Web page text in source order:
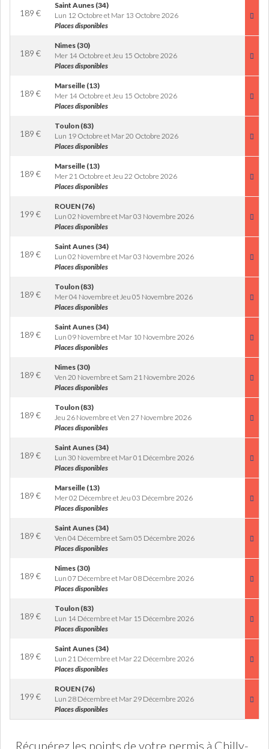
189 €
Saint Aunes (34)
Lun 12 Octobre et Mar 13 Octobre 2026
Places disponibles
189 €
Nimes (30)
Mer 14 Octobre et Jeu 15 Octobre 2026
Places disponibles
189 €
Marseille (13)
Mer 14 Octobre et Jeu 15 Octobre 2026
Places disponibles
189 €
Toulon (83)
Lun 19 Octobre et Mar 20 Octobre 2026
Places disponibles
189 €
Marseille (13)
Mer 21 Octobre et Jeu 22 Octobre 2026
Places disponibles
199 €
ROUEN (76)
Lun 02 Novembre et Mar 03 Novembre 2026
Places disponibles
189 €
Saint Aunes (34)
Lun 02 Novembre et Mar 03 Novembre 2026
Places disponibles
189 €
Toulon (83)
Mer 04 Novembre et Jeu 05 Novembre 2026
Places disponibles
189 €
Saint Aunes (34)
Lun 09 Novembre et Mar 10 Novembre 2026
Places disponibles
189 €
Nimes (30)
Ven 20 Novembre et Sam 21 Novembre 2026
Places disponibles
189 €
Toulon (83)
Jeu 26 Novembre et Ven 27 Novembre 2026
Places disponibles
189 €
Saint Aunes (34)
Lun 30 Novembre et Mar 01 Décembre 2026
Places disponibles
189 €
Marseille (13)
Mer 02 Décembre et Jeu 03 Décembre 2026
Places disponibles
189 €
Saint Aunes (34)
Ven 04 Décembre et Sam 05 Décembre 2026
Places disponibles
189 €
Nimes (30)
Lun 07 Décembre et Mar 08 Décembre 2026
Places disponibles
189 €
Toulon (83)
Lun 14 Décembre et Mar 15 Décembre 2026
Places disponibles
189 €
Saint Aunes (34)
Lun 21 Décembre et Mar 22 Décembre 2026
Places disponibles
199 €
ROUEN (76)
Lun 28 Décembre et Mar 29 Décembre 2026
Places disponibles
Récupérez les points de votre permis à Chilly-